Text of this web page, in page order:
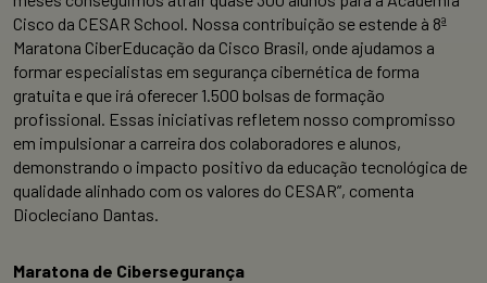
Cisco da CESAR School. Nossa contribuição se estende à 8ª
Maratona CiberEducação da Cisco Brasil, onde ajudamos a
formar especialistas em segurança cibernética de forma
gratuita e que irá oferecer 1.500 bolsas de formação
profissional. Essas iniciativas refletem nosso compromisso
em impulsionar a carreira dos colaboradores e alunos,
demonstrando o impacto positivo da educação tecnológica de
qualidade alinhado com os valores do CESAR”, comenta
Diocleciano Dantas.
Maratona de Cibersegurança